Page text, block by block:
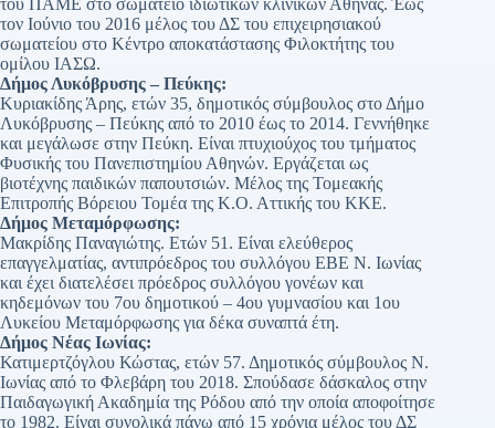
του ΠΑΜΕ στο σωματείο ιδιωτικών κλινικών Αθήνας. Έως
τον Ιούνιο του 2016 μέλος του ΔΣ του επιχειρησιακού
σωματείου στο Κέντρο αποκατάστασης Φιλοκτήτης του
ομίλου ΙΑΣΩ.
Δήμος Λυκόβρυσης – Πεύκης:
Κυριακίδης Άρης, ετών 35, δημοτικός σύμβουλος στο Δήμο
Λυκόβρυσης – Πεύκης από το 2010 έως το 2014. Γεννήθηκε
και μεγάλωσε στην Πεύκη. Είναι πτυχιούχος του τμήματος
Φυσικής του Πανεπιστημίου Αθηνών. Εργάζεται ως
βιοτέχνης παιδικών παπουτσιών. Μέλος της Τομεακής
Επιτροπής Βόρειου Τομέα της Κ.Ο. Αττικής του ΚΚΕ.
Δήμος Μεταμόρφωσης:
Μακρίδης Παναγιώτης. Ετών 51. Είναι ελεύθερος
επαγγελματίας, αντιπρόεδρος του συλλόγου ΕΒΕ Ν. Ιωνίας
και έχει διατελέσει πρόεδρος συλλόγου γονέων και
κηδεμόνων του 7ου δημοτικού – 4ου γυμνασίου και 1ου
Λυκείου Μεταμόρφωσης για δέκα συναπτά έτη.
Δήμος Νέας Ιωνίας:
Κατιμερτζόγλου Κώστας, ετών 57. Δημοτικός σύμβουλος Ν.
Ιωνίας από το Φλεβάρη του 2018. Σπούδασε δάσκαλος στην
Παιδαγωγική Ακαδημία της Ρόδου από την οποία αποφοίτησε
το 1982. Είναι συνολικά πάνω από 15 χρόνια μέλος του ΔΣ